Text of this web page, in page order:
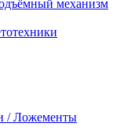
механизм
/ Ложементы